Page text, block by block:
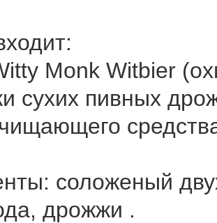
Monk Witbier
сухих пивных
соложеный
дрожжи .